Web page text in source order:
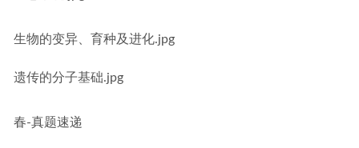
生物的变异、育种及进化.jpg
遗传的分子基础.jpg
春-真题速递